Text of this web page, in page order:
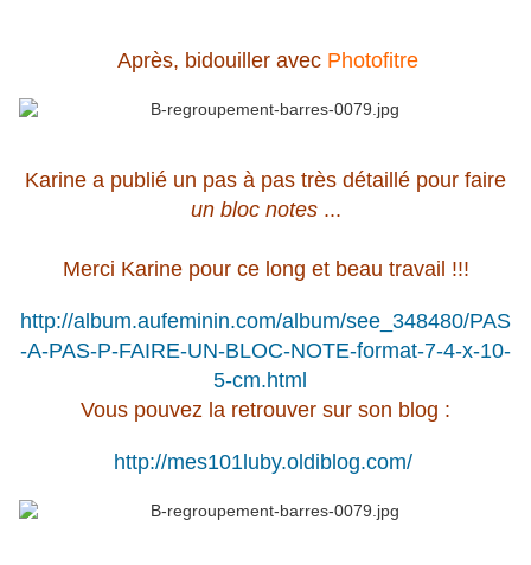
Après, bidouiller avec Photofitre
Karine a publié un pas à pas très détaillé pour faire
un bloc notes...
Merci Karine pour ce long et beau travail !!!
http://album.aufeminin.com/album/see_348480/PAS
-A-PAS-P-FAIRE-UN-BLOC-NOTE-format-7-4-x-10-
5-cm.html
Vous pouvez la retrouver sur son blog :
http://mes101luby.oldiblog.com/